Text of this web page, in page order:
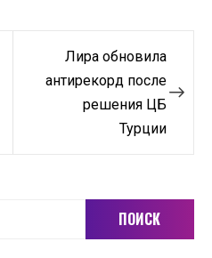
Лира обновила
антирекорд после
решения ЦБ
Турции